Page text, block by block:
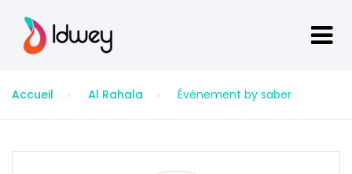
Accueil Al Rahala Événement by saber